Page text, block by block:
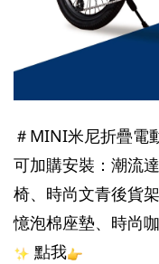
＃MINI米尼折疊電
可加購安裝：潮流
椅、時尚文青後貨
憶泡棉座墊、時尚咖
點我